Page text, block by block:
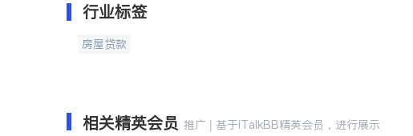
行业标签
房屋贷款
相关精英会员 推广 | 基于iTalkBB精英会员，进行展示